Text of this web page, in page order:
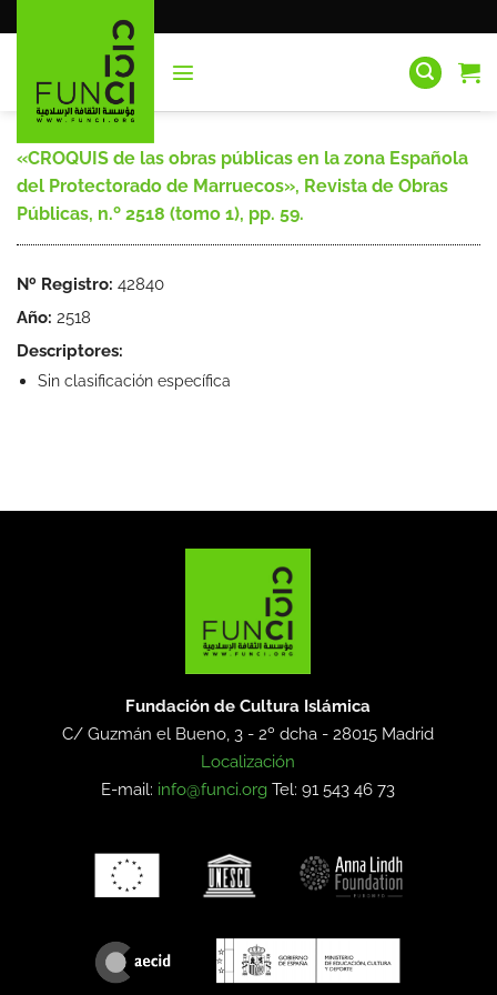
al
«CROQUIS de las obras públicas en la zona Española
del Protectorado de Marruecos», Revista de Obras
Públicas, n.º 2518 (tomo 1), pp. 59.
Nº Registro: 42840
Año: 2518
Descriptores:
Sin clasificación específica
Fundación de Cultura Islámica
C/ Guzmán el Bueno, 3 - 2º dcha -28015 Madrid
Localización
E-mail: info@funci.org Tel: 91 543 46 73